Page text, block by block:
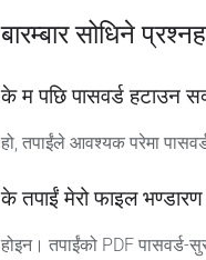
बारम्बार सोधिने
के म पछि पासवर्ड हटाउन
हो, तपाईंले आवश्यक परेमा
के तपाईं मेरो फाइल भण्डारण
होइन। तपाईंको PDF पासवर्ड-